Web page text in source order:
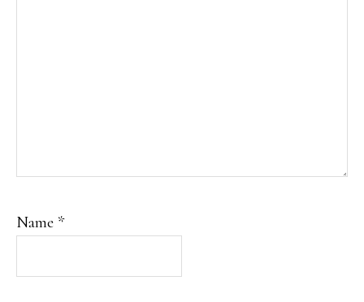
Name *